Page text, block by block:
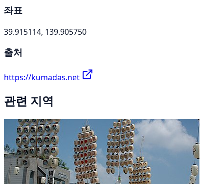
좌표
39.915114, 139.905750
출처
https://kumadas.net
관련 지역